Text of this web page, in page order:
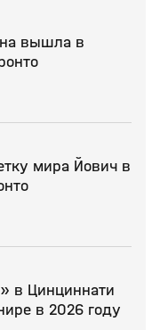
вышла в
мира Йович в
в Цинциннати
в 2026 году